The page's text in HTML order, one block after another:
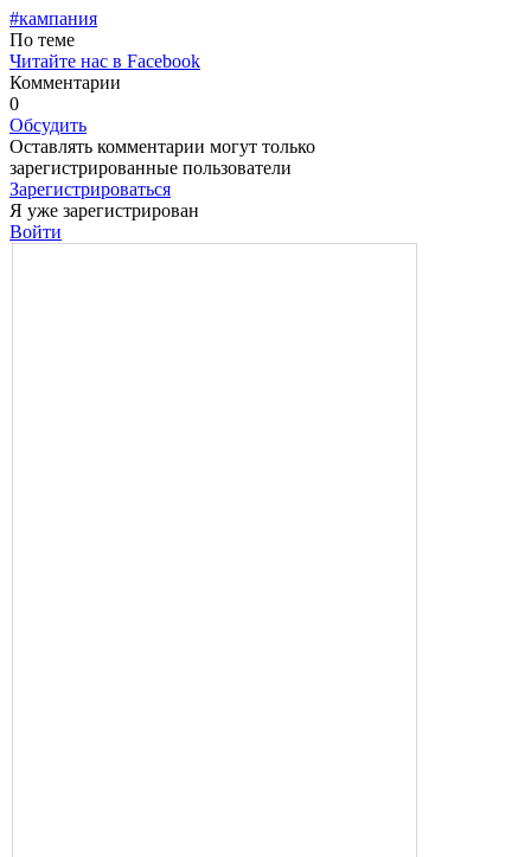
#кампания
По теме
Читайте нас в Facebook
Комментарии
0
Обсудить
Оставлять комментарии могут только
зарегистрированные пользователи
Зарегистрироваться
Я уже зарегистрирован
Войти